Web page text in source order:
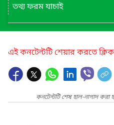
তথ্য ফরম যাচাই
এই কনটেন্টটি শেয়ার করতে
কনটেন্টটি শেষ হাল-নাগাদ